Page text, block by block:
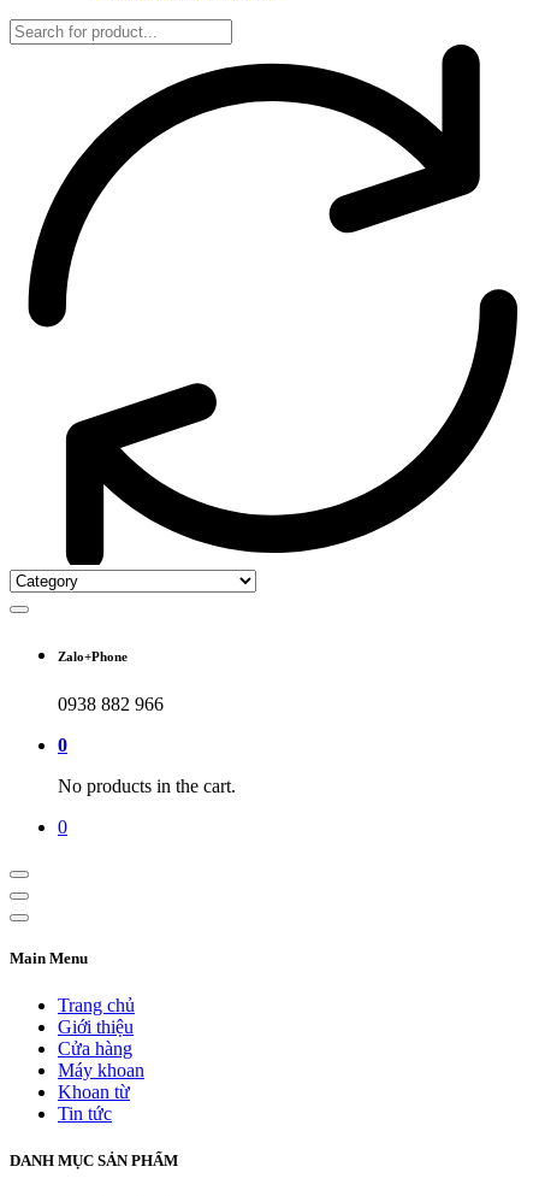
Zalo+Phone
0938 882 966
0
No products in the cart.
0
Main Menu
Trang chủ
Giới thiệu
Cửa hàng
Máy khoan
Khoan từ
Tin tức
DANH MỤC SẢN PHẨM